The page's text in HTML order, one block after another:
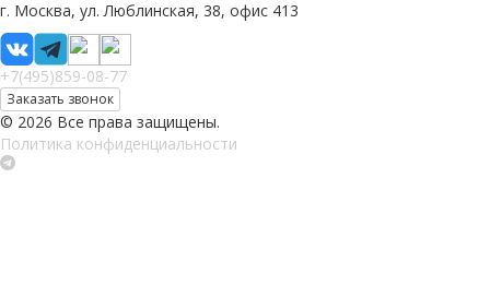
г. Москва, ул. Люблинская, 38, офис 413
+7(495)859-08-77
Заказать звонок
© 2026 Все права защищены.
Политика конфиденциальности